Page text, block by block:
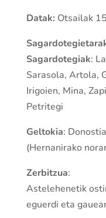
Datak: Otsailak
Sagardotegiak:
Sarasola, Artola,
Irigoien, Mina,
Petritegi
Geltokia:
(Hernanirako
Zerbitzua:
Astelehenetik
eguerdi eta